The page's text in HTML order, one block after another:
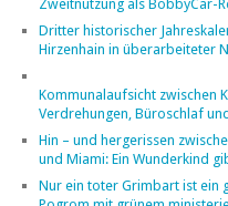
Zweitnutzung als BobbyCar-
Dritter historischer
Hirzenhain in überarbeiteter
Kommunalaufsicht zwischen
Verdrehungen, Büroschlaf
Hin – und hergerissen
und Miami: Ein Wunderkind
Nur ein toter Grimbart ist ein